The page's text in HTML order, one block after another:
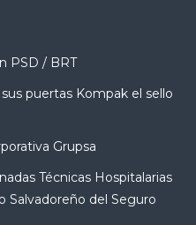
PSD / BRT
puertas Kompak el sello
Grupsa
Técnicas Hospitalarias
Salvadoreño del Seguro